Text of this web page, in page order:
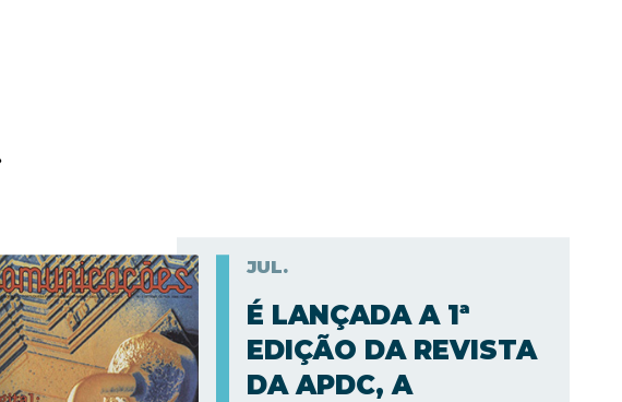
JUL.
É LANÇADA A 1ª
EDIÇÃO DA REVISTA
DA APDC, A